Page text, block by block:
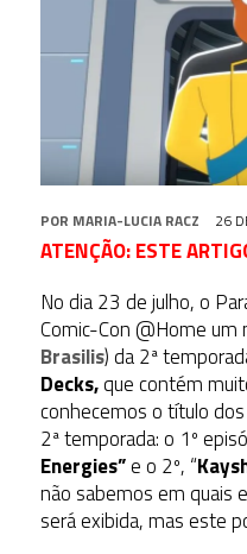
POR MARIA-LUCIA RACZ 26
ATENÇÃO: ESTE
No dia 23 de julho, o
Comic-Con @Home um
Brasilis) da 2ª
Decks,que contém
conhecemos o título
2ª temporada: o 1º
Energies”e o 2º, “
não sabemos em quais
será exibida, mas este